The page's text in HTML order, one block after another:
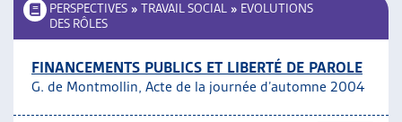
PERSPECTIVES » TRAVAIL SOCIAL » EVOLUTIONS
DES RÔLES
FINANCEMENTS PUBLICS ET LIBERTÉ DE PAROLE
G. de Montmollin, Acte de la journée d’automne 2004